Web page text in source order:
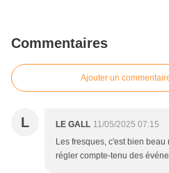
Commentaires
Ajouter un
L LE GALL 11/05/2025 07:15
Les fresques, c'est bien
régler compte-tenu des